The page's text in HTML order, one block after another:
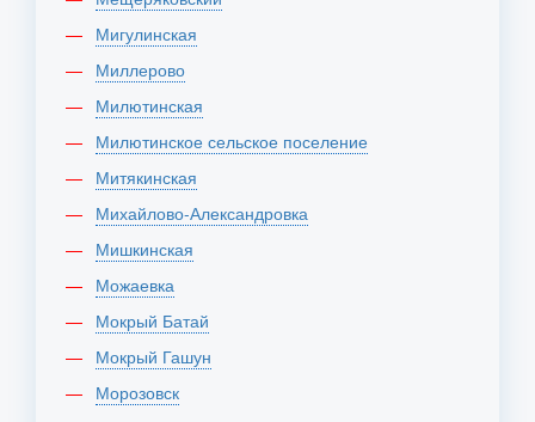
Мигулинская
Миллерово
Милютинская
Милютинское сельское поселение
Митякинская
Михайлово-Александровка
Мишкинская
Можаевка
Мокрый Батай
Мокрый Гашун
Морозовск